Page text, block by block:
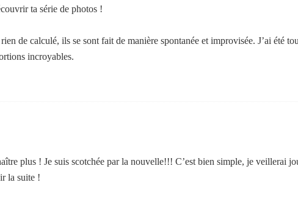
ta série de photos !
de calculé, ils se sont fait de manière spontanée et improvisée. J’ai été
incroyables.
plus ! Je suis scotchée par la nouvelle!!! C’est bien simple, je veillerai
la suite !